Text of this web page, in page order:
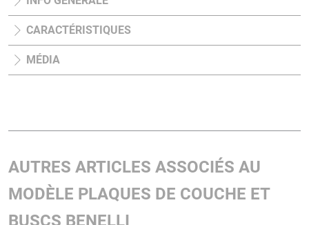
CARACTÉRISTIQUES
MÉDIA
AUTRES ARTICLES ASSOCIÉS AU
MODÈLE PLAQUES DE COUCHE ET
BUSCS BENELLI